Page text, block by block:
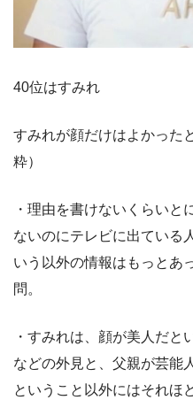
40位はすみれ
すみれが顔だけはよかった
粋）
・理由を書けないくらいと
ないのにテレビに出ている
いう以外の情報はもっとあ
問。
・すみれは、顔が美人だと
などの外見と、父親が芸能
ということ以外にはそれほ